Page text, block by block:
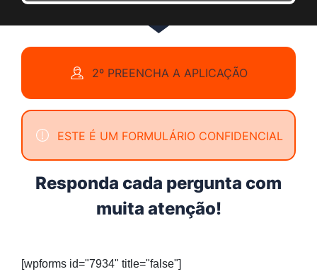
2º PREENCHA A APLICAÇÃO
ESTE É UM FORMULÁRIO CONFIDENCIAL
Responda cada pergunta com
muita atenção!
[wpforms id="7934" title="false"]